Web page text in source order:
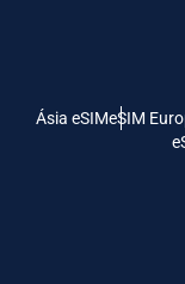
Ásia eSIMeSIM